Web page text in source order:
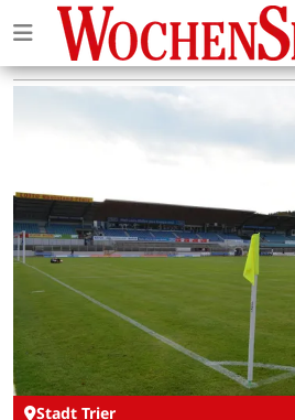
Stadt Trier